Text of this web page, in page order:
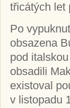
třicátých let
Po
obsazena
pod
obsadili
existoval
v listopadu